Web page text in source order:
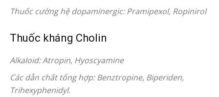
Thuốc cường hệ dopaminergic: Pramipexol, Ropinirol
Thuốc kháng Cholin
Alkaloid: Atropin, Hyoscyamine
Các dẫn chất tổng hợp: Benztropine, Biperiden,
Trihexyphenidyl.